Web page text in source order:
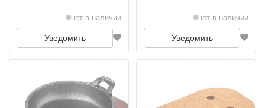
нет в наличии
Уведомить
нет в наличии
Уведомить